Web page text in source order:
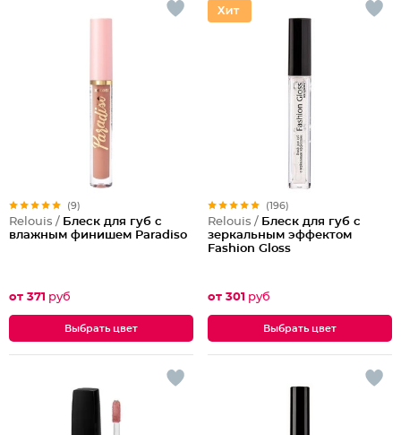
(9)
Relouis / Блеск для губ с
влажным финишем Paradiso
от 371 руб
Выбрать цвет
(196)
Relouis / Блеск для губ с
зеркальным эффектом
Fashion Gloss
от 301 руб
Выбрать цвет